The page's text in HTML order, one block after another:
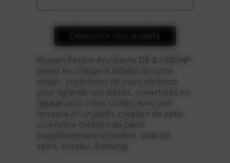
Découvrir nos projets
Romain Perdrix Architecte DE & HMONP
prend en charge la totalité de votre
projet : ouvertures de murs porteurs
pour agrandir vos pièces, ouvertures en
façade pour créer un lien avec une
terrasse et un jardin, création de patio
ou encore création de pièce
supplémentaire (chambre, salle de
sport, bureau, dressing).